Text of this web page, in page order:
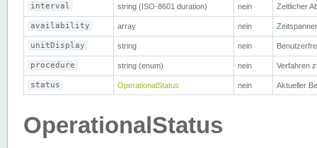
interval string (ISO-8601 duration) nein Zeitlicher
availability array nein
unitDisplay string nein
procedure string (enum) nein Verfahren
status OperationalStatus nein Aktueller
OperationalStatus